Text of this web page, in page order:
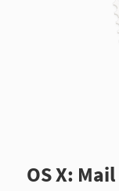
OS X: